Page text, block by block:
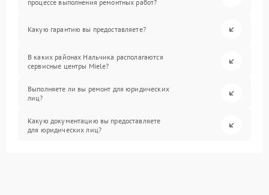
процессе выполнения ремонтных работ?
Какую гарантию вы предоставляете?
В каких районах Нальчика располагаются
сервисные центры Miele?
Выполняете ли вы ремонт для юридических
лиц?
Какую документацию вы предоставляете
для юридических лиц?